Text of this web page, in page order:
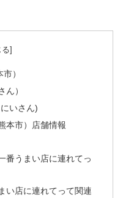
）
ん）
いさん)
本市）店舗情報
番うまい店に連れてっ
い店に連れてって関連